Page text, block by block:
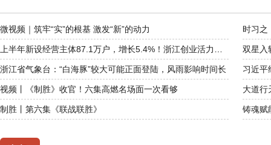
微视频｜筑牢“实”的根基 激发“新”的动力 时习之
双星入
浙江省气象台：“白海豚”较大可能正面登陆，风雨影响时间长 习近平
视频丨《制胜》收官！六集高燃名场面一次看够
制胜丨第六集《联战联胜》